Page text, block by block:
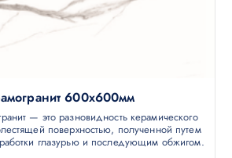
600х600мм
— это разновидность керамического
поверхностью, полученной путем
глазурью и последующим обжигом.